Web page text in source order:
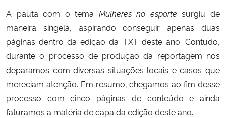
A pauta com o tema Mulheres no esporte surgiu de
maneira singela, aspirando conseguir apenas duas
páginas dentro da edição da .TXT deste ano. Contudo,
durante o processo de produção da reportagem nos
deparamos com diversas situações locais e casos que
mereciam atenção. Em resumo, chegamos ao fim desse
processo com cinco páginas de conteúdo e ainda
faturamos a matéria de capa da edição deste ano.